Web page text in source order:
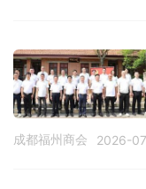
成都福州商会 2026-